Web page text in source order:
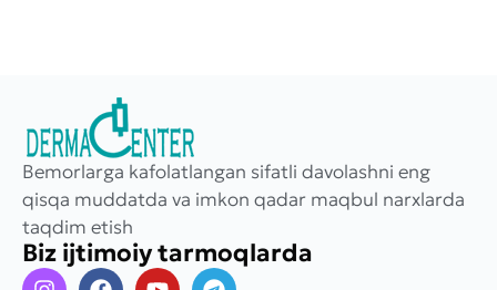
Bemorlarga kafolatlangan sifatli davolashni eng
qisqa muddatda va imkon qadar maqbul narxlarda
taqdim etish
Biz ijtimoiy tarmoqlarda